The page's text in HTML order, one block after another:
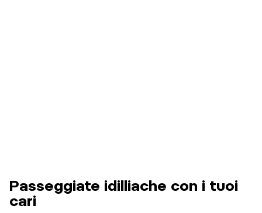
Passeggiate idilliache con i tuoi
cari